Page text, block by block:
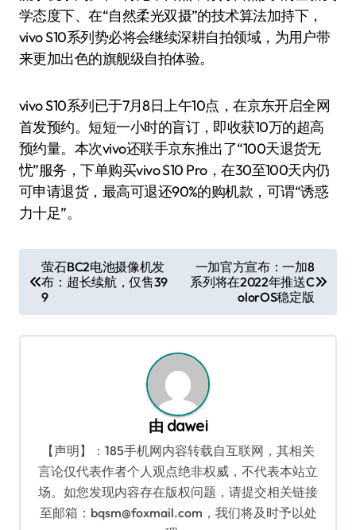
学态度下、在“自然柔光双摄”的技术算法加持下，
vivo S10系列势必将会继续深耕自拍领域，为用户带
来更加出色的旗舰级自拍体验。
vivo S10系列已于7月8日上午10点，在京东开启全网
首发预约。短短一小时的盲订，即收获10万的超高
预约量。本次vivo还联手京东推出了“100天退货无
忧”服务，下单购买vivo S10 Pro，在30至100天内仍
可申请退货，最高可退还90%的购机款，可谓“诱惑
力十足”。
章
导
航
萤石BC2电池摄像机发
布：超长续航，仅售39
9
一加官方宣布：一加8
系列将在2022年推送C
olorOS稳定版
由 dawei
【声明】：185手机网内容转载自互联网，其相关
言论仅代表作者个人观点绝非权威，不代表本站立
场。如您发现内容存在版权问题，请提交相关链接
至邮箱：bqsm@foxmail.com，我们将及时予以处